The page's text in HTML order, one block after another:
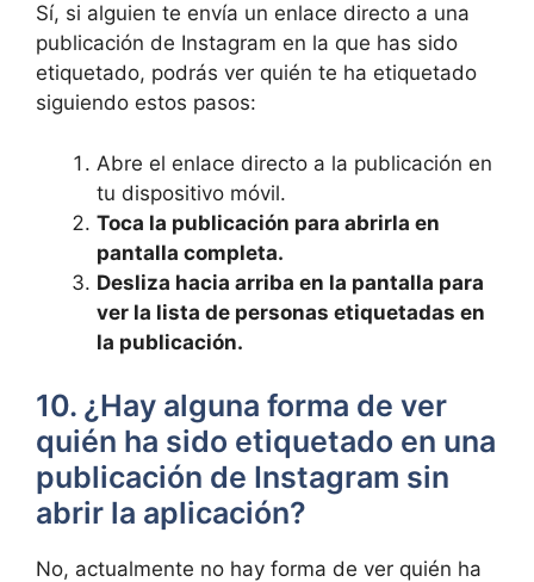
Sí, si alguien te‌ envía un enlace directo a ⁤una
publicación de Instagram en la que⁣ has sido
⁤etiquetado, podrás ver quién te ha etiquetado
siguiendo ⁤estos​ pasos:
Abre el ⁤enlace directo a la publicación en
tu dispositivo móvil.
Toca la publicación para ‌abrirla en
pantalla completa.
Desliza‍ hacia arriba ​en la pantalla para
ver la lista‍ de personas etiquetadas en
la publicación.
10. ¿Hay alguna forma de ver
quién ha ‌sido etiquetado en una
publicación ​de Instagram sin
abrir la aplicación?
No, actualmente no hay forma de ver quién ha